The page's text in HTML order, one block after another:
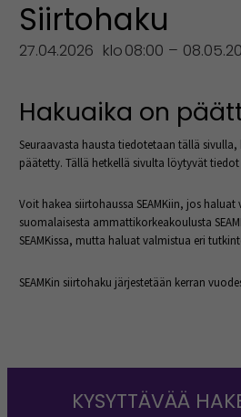
Siirtohaku
27.04.2026 klo08:00 –
Hakuaika on
Seuraavasta hausta tiedotetaan tällä
päätetty. Tällä hetkellä sivulta löytyvät tiedot
Voit hakea siirtohaussa SEAMKiin, jos haluat
suomalaisesta ammattikorkeakoulusta
SEAMKissa, mutta haluat valmistua eri
SEAMKin siirtohaku järjestetään kerran
KYSYTTÄVÄÄ